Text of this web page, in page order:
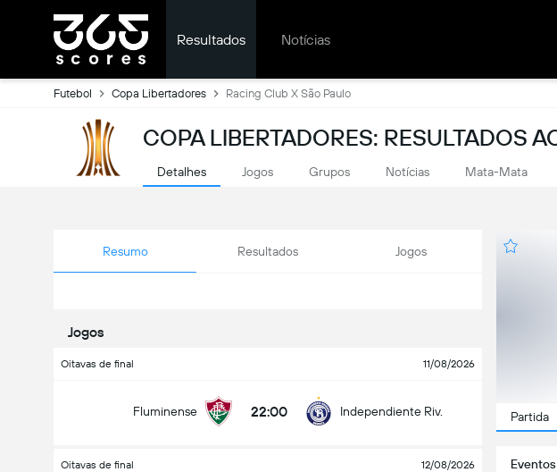
Resultados Notícias
Futebol Copa Libertadores Racing Club X São Paulo
COPA LIBERTADORES: RESULTADOS
Detalhes Jogos Grupos Notícias Mata-Mata
Resumo Resultados Jogos
Jogos
Oitavas de final 11/08/2026
Fluminense 22:00 Independiente Riv.
Oitavas de final 12/08/2026
Partida